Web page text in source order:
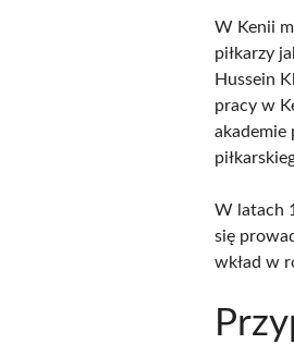
W Kenii
piłkarzy
Hussein
pracy w
akademie
W latach
się
wkład w